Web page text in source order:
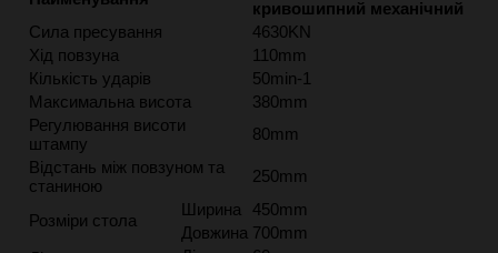
кривошипний механічний
Сила пресування
4630KN
Хід повзуна
110mm
Кількість ударів
50min-1
Максимальна висота
380mm
Регулювання висоти
штампу
80mm
Відстань між повзуном та
станиною
250mm
Розміри стола
Ширина
450mm
Довжина 700mm